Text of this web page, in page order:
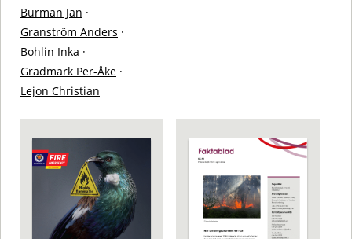
Burman Jan ·
Granström Anders ·
Bohlin Inka ·
Gradmark Per-Åke ·
Lejon Christian